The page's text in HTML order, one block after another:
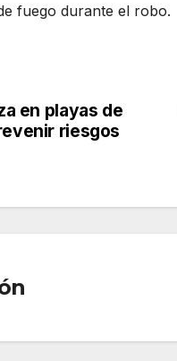
fuego durante el robo.
en playas de
riesgos